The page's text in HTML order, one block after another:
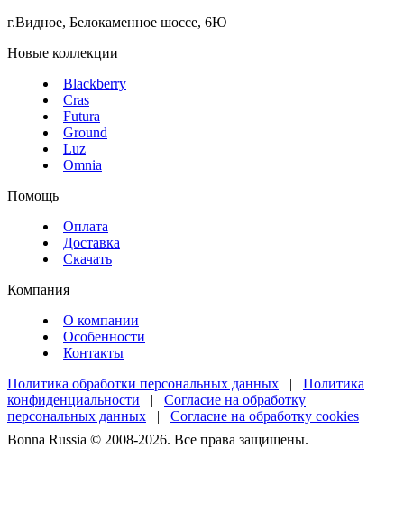
г.Видное, Белокаменное шоссе, 6Ю
Новые коллекции
Blackberry
Cras
Futura
Ground
Luz
Omnia
Помощь
Оплата
Доставка
Скачать
Компания
О компании
Особенности
Контакты
Политика обработки персональных данных | Политика
конфиденциальности | Согласие на обработку
персональных данных | Согласие на обработку cookies
Bonna Russia © 2008-2026. Все права защищены.